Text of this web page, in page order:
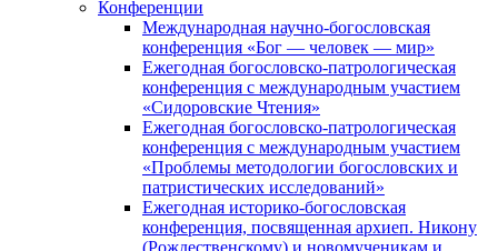
Конференции
Международная научно-богословская
конференция «Бог — человек — мир»
Ежегодная богословско-патрологическая
конференция с международным участием
«Сидоровские Чтения»
Ежегодная богословско-патрологическая
конференция с международным участием
«Проблемы методологии богословских и
патристических исследований»
Ежегодная историко-богословская
конференция, посвященная архиеп. Никону
(Рождественскому) и новомученикам и